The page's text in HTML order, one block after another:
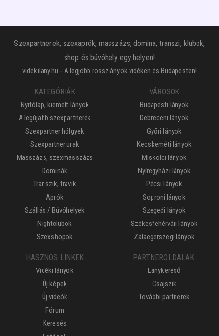
Szexpartnerek, szexaprók, masszázs, domina, transzi, klubok,
shop és búvóhely egy helyen!
videkilany.hu - A legjobb rosszlányok vidéken és Budapesten!
KATEGÓRIÁK
Nyitólap, kiemelt lányok
A legújabb szexpartnerek
Szexpartner hölgyek
Szexpartner urak
Masszázs, szexmasszázs
Dominák
Transzik, travik
Aprók
Szállás / Búvóhelyek
Nightclubok
Szexshopok
VÁROSOK
Budapesti lányok
Debreceni lányok
Győri lányok
Kecskeméti lányok
Miskolci lányok
Nyíregyházi lányok
Pécsi lányok
Soproni lányok
Szegedi lányok
Székesfehérvári lányok
Zalaegerszegi lányok
HASZNOS LINKEK
Vidéki lányok
Új képek
Új videók
Fórum
Keresés
PARTNEROLDALAK:
Lánykereső
Csajszik
További partnerek